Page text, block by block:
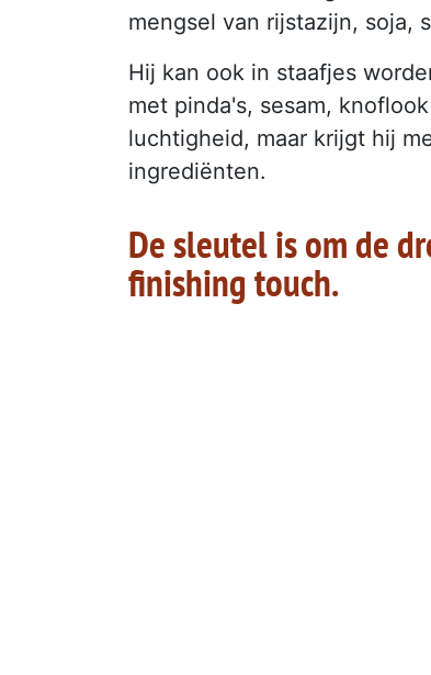
mengsel van rijstazijn, soja,
Hij kan ook in staafjes
met pinda's, sesam,
luchtigheid, maar krijgt hij
ingrediënten.
De sleutel is om de
finishing touch.